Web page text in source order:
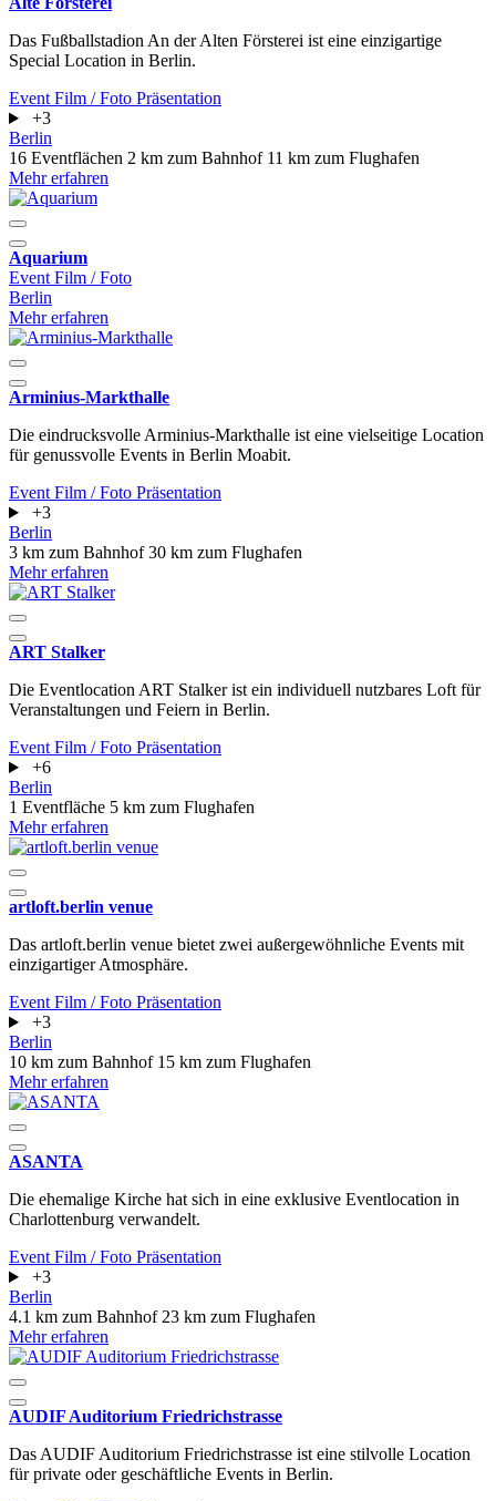
Das Fußballstadion An der Alten Försterei ist eine einzigartige
Special Location in Berlin.
Event Film / Foto Präsentation
+3
Berlin
16 Eventflächen 2 km zum Bahnhof 11 km zum Flughafen
Mehr erfahren
Aquarium
Event Film / Foto
Berlin
Mehr erfahren
Arminius-Markthalle
Die eindrucksvolle Arminius-Markthalle ist eine vielseitige Location
für genussvolle Events in Berlin Moabit.
Event Film / Foto Präsentation
+3
Berlin
3 km zum Bahnhof30 km zum Flughafen
Mehr erfahren
ART Stalker
Die Eventlocation ART Stalker ist ein individuell nutzbares Loft für
Veranstaltungen und Feiern in Berlin.
Event Film / Foto Präsentation
+6
Berlin
1 Eventfläche 5 km zum Flughafen
Mehr erfahren
artloft.berlin venue
Das artloft.berlin venue bietet zwei außergewöhnliche Events mit
einzigartiger Atmosphäre.
Event Film / Foto Präsentation
+3
Berlin
10 km zum Bahnhof 15 km zum Flughafen
Mehr erfahren
ASANTA
Die ehemalige Kirche hat sich in eine exklusive Eventlocation in
Charlottenburg verwandelt.
Event Film / Foto Präsentation
+3
Berlin
4.1 km zum Bahnhof 23 km zum Flughafen
Mehr erfahren
AUDIF Auditorium Friedrichstrasse
Das AUDIF Auditorium Friedrichstrasse ist eine stilvolle Location
für private oder geschäftliche Events in Berlin.